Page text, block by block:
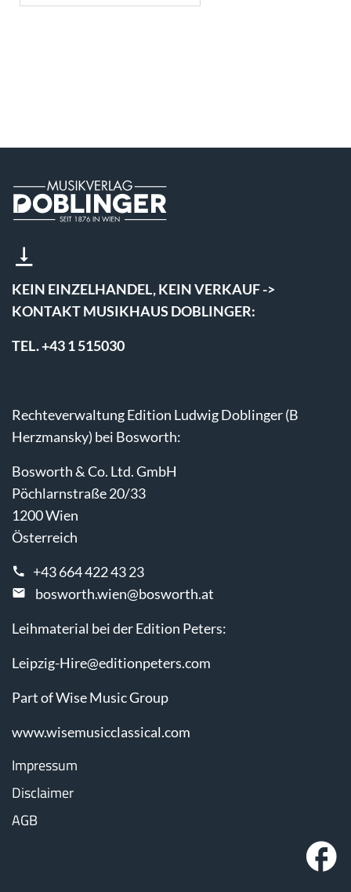
KEIN EINZELHANDEL, KEIN VERKAUF ->
KONTAKT MUSIKHAUS DOBLINGER:
TEL. +43 1 515030
Rechteverwaltung Edition Ludwig Doblinger (B
Herzmansky) bei Bosworth:
Bosworth & Co. Ltd. GmbH
Pöchlarnstraße 20/33
1200 Wien
Österreich
+43 664 422 43 23
bosworth.wien@bosworth.at
Leihmaterial bei der Edition Peters:
Leipzig-Hire@editionpeters.com
Part of Wise Music Group
www.wisemusicclassical.com
Impressum
Disclaimer
AGB